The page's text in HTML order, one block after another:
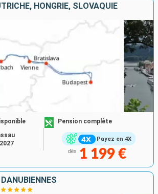
HONGRIE, SLOVAQUIE
Payez en 4X
Pension complète
dès 1 199 €